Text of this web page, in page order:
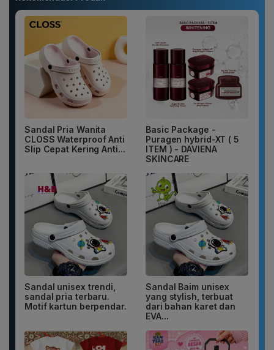
Sandal Pria Wanita
CLOSS Waterproof Anti
Slip Cepat Kering Anti...
Basic Package -
Puragen hybrid-XT ( 5
ITEM ) - DAVIENA
SKINCARE
Sandal unisex trendi,
sandal pria terbaru.
Motif kartun berpendar.
Sandal Baim unisex
yang stylish, terbuat
dari bahan karet dan
EVA...